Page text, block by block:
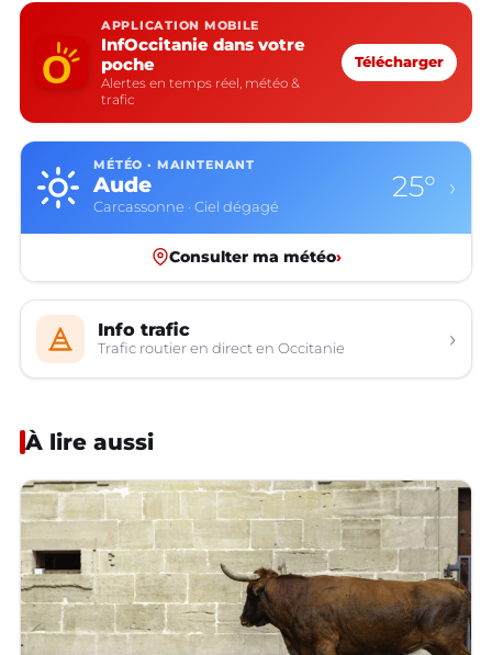
APPLICATION MOBILE
InfOccitanie dans votre
poche
Alertes en temps réel, météo &
trafic
Télécharger
MÉTÉO · MAINTENANT
Aude
Carcassonne · Ciel dégagé
25° ›
Consulter ma météo›
Info trafic
Trafic routier en direct en Occitanie ›
À lire aussi